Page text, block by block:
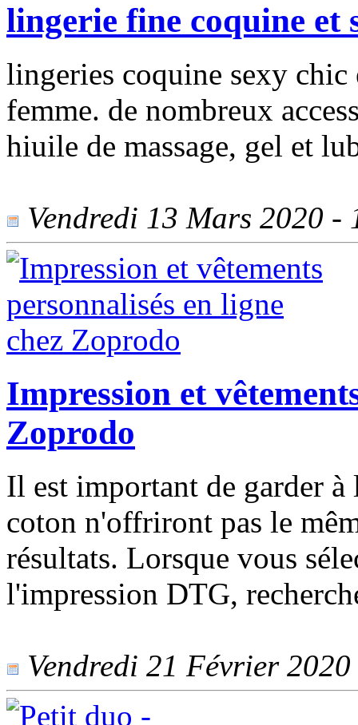
lingerie fine coquine et
lingeries coquine sexy
femme. de nombreux
hiuile de massage, gel et
Vendredi 13 Mars 2020 -
Impression et
Zoprodo
Il est important de garder à
coton n'offriront pas le
résultats. Lorsque vous
l'impression DTG,
Vendredi 21 Février